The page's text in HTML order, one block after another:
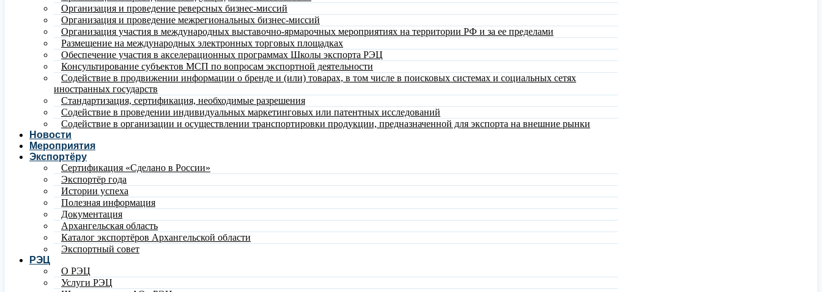
Организация и проведение реверсных бизнес-миссий
Организация и проведение межрегиональных бизнес-миссий
Организация участия в международных выставочно-ярмарочных мероприятиях на территории РФ и за ее пределами
Размещение на международных электронных торговых площадках
Обеспечение участия в акселерационных программах Школы экспорта РЭЦ
Консультирование субъектов МСП по вопросам экспортной деятельности
Содействие в продвижении информации о бренде и (или) товарах, в том числе в поисковых системах и социальных сетях
иностранных государств
Стандартизация, сертификация, необходимые разрешения
Содействие в проведении индивидуальных маркетинговых или патентных исследований
Содействие в организации и осуществлении транспортировки продукции, предназначенной для экспорта на внешние рынки
Новости
Мероприятия
Экспортёру
Сертификация «Сделано в России»
Экспортёр года
Истории успеха
Полезная информация
Документация
Архангельская область
Каталог экспортёров Архангельской области
Экспортный совет
РЭЦ
О РЭЦ
Услуги РЭЦ